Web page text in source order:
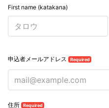
First name (katakana)
申込者メールアドレス Required
住所 Required